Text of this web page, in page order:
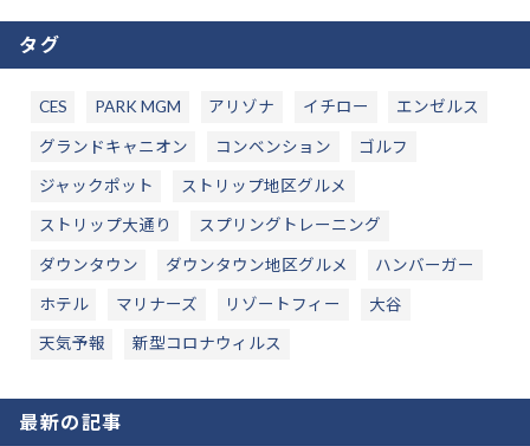
タグ
CES PARK MGM アリゾナ イチロー エンゼルス
グランドキャニオン コンベンション ゴルフ
ジャックポット ストリップ地区グルメ
ストリップ大通り スプリングトレーニング
ダウンタウン ダウンタウン地区グルメ ハンバーガー
ホテル マリナーズ リゾートフィー 大谷
天気予報 新型コロナウィルス
最新の記事